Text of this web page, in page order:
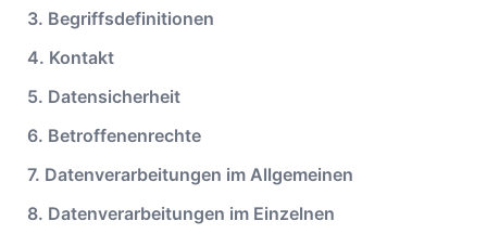
3. Begriffsdefinitionen
4. Kontakt
5. Datensicherheit
6. Betroffenenrechte
7. Datenverarbeitungen im Allgemeinen
8. Datenverarbeitungen im Einzelnen